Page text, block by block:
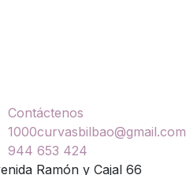
Contáctenos
1000curvasbilbao@gmail.com
944 653 424
Ramón y Cajal 66